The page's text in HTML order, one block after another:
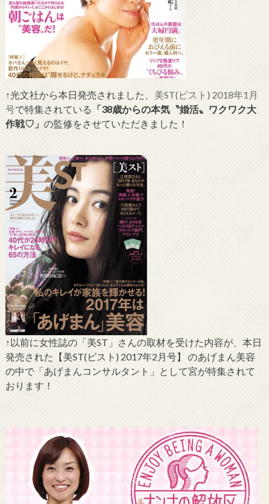
↑光文社から本日発売されました、 美ST(ビスト) 2018年1月
号で特集されている 「38歳からの本気〝婚活〟ワクワク大
作戦♡」 の監修をさせていただきました！
↑以前に女性誌の「美ST」さんの取材を受けた内容が、本日
発売された【美ST(ビスト) 2017年2月号】 のあげまん美容
の中で「あげまんコンサルタント」として宮が特集されて
おります！